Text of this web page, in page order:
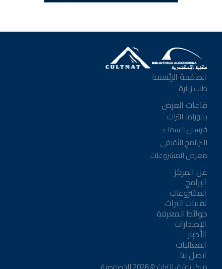
الصفحة الرئيسية
طلب زيارة
قاعات العرض
بانوراما التراث
فرسان السماء
البرنامج الثقافي
معرض المشروعات
عن المركز
البرامج
المشروعات
تقنيات التراث
حوائط المعرفة
الإصدارات
الأخبار
الفعاليات
اتصل بنا